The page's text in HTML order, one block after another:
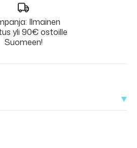
Ilmainen
yli 90€ ostoille
Suomeen!